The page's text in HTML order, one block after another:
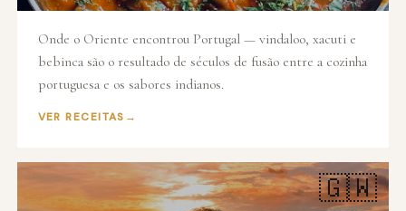
Onde o Oriente encontrou Portugal — vindaloo, xacuti e
bebinca são o resultado de séculos de fusão entre a cozinha
portuguesa e os sabores indianos.
VER RECEITAS
🇬🇼